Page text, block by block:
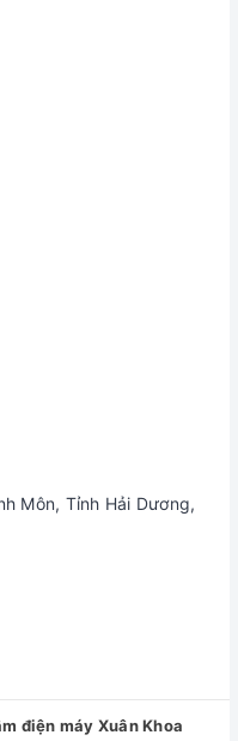
Môn, Tỉnh Hải Dương,
điện máy Xuân Khoa